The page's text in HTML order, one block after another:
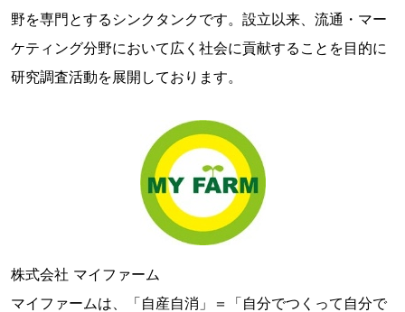
野を専門とするシンクタンクです。設立以来、流通・マー
ケティング分野において広く社会に貢献することを目的に
研究調査活動を展開しております。
株式会社 マイファーム
マイファームは、「自産自消」＝「自分でつくって自分で